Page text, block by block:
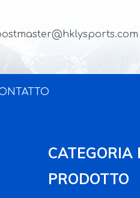
CATEGORIA
PRODOTTO